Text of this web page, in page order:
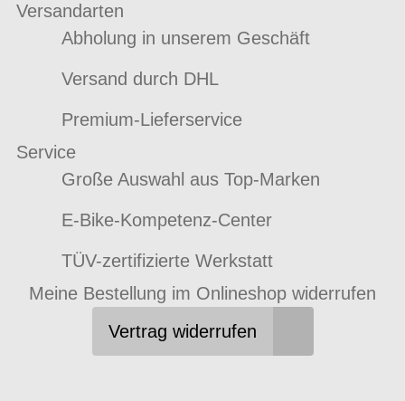
Versandarten
Abholung in unserem Geschäft
Versand durch DHL
Premium-Lieferservice
Service
Große Auswahl aus Top-Marken
E-Bike-Kompetenz-Center
TÜV-zertifizierte Werkstatt
Meine Bestellung im Onlineshop widerrufen
Vertrag widerrufen